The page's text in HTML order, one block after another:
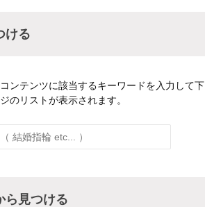
ける
ンテンツに該当するキーワードを入力して下
のリストが表示されます。
ら見つける